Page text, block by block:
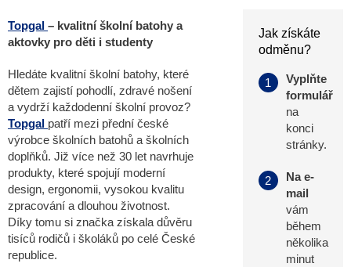
Topgal – kvalitní školní batohy a
aktovky pro děti i studenty
Hledáte kvalitní školní batohy, které
dětem zajistí pohodlí, zdravé nošení
a vydrží každodenní školní provoz?
Topgal patří mezi přední české
výrobce školních batohů a školních
doplňků. Již více než 30 let navrhuje
produkty, které spojují moderní
design, ergonomii, vysokou kvalitu
zpracování a dlouhou životnost.
Díky tomu si značka získala důvěru
tisíců rodičů i školáků po celé České
republice.
Jak získáte
odměnu?
1
Vyplňte
formulář
na
konci
stránky.
2
Na e-
mail
vám
během
několika
minut